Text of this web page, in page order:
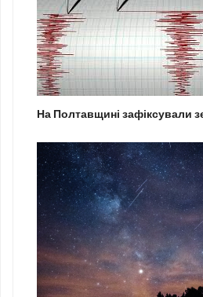
На Полтавщині зафіксували